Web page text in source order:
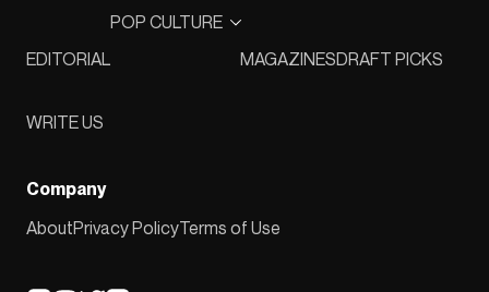
EDITORIAL
POP CULTURE
MAGAZINESDRAFT PICKS
WRITE US
Company
AboutPrivacy PolicyTerms of Use